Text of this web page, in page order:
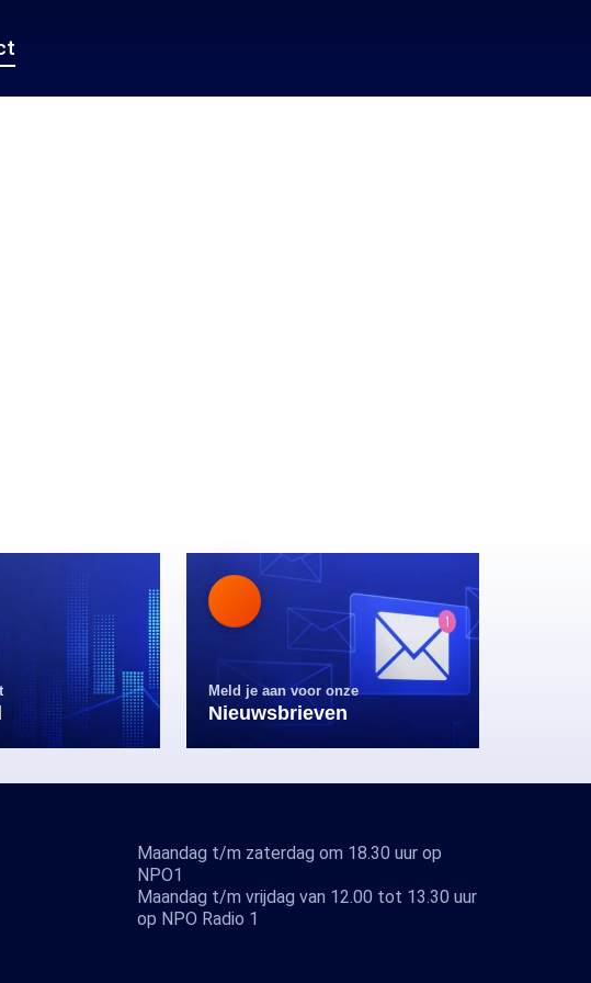
Meld je aan voor onze
Nieuwsbrieven
Maandag t/m zaterdag om 18.30 uur op
NPO1
Maandag t/m vrijdag van 12.00 tot 13.30 uur
op NPO Radio 1